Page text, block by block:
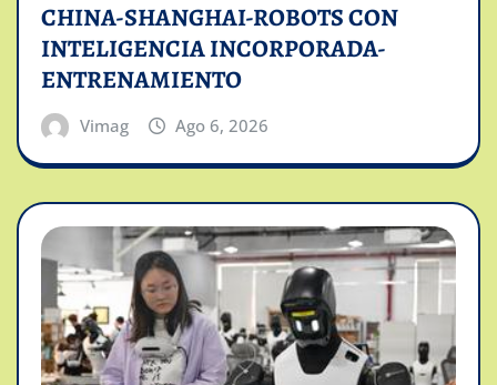
CHINA-SHANGHAI-ROBOTS CON
INTELIGENCIA INCORPORADA-
ENTRENAMIENTO
Vimag Ago 6, 2026